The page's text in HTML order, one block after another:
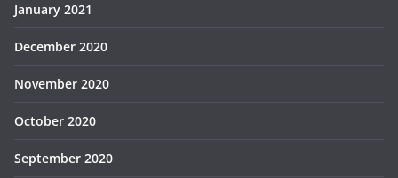
January 2021
December 2020
November 2020
October 2020
September 2020